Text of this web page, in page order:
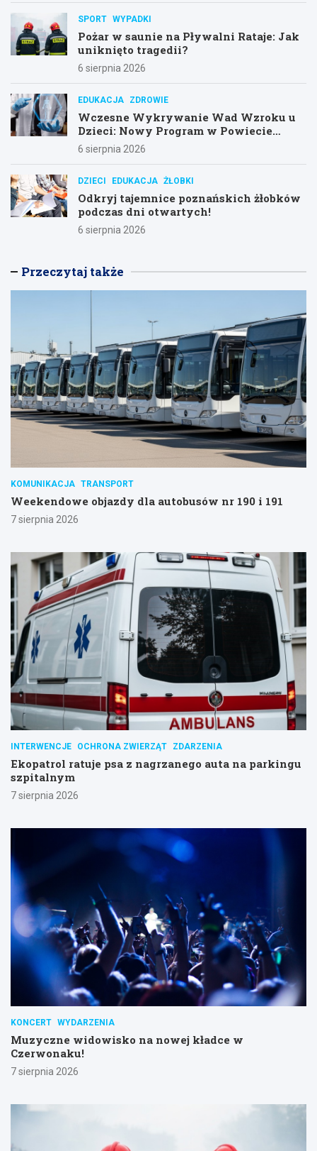
SPORT WYPADKI
Pożar w saunie na Pływalni Rataje: Jak
uniknięto tragedii?
6 sierpnia 2026
EDUKACJA ZDROWIE
Wczesne Wykrywanie Wad Wzroku u
Dzieci: Nowy Program w Powiecie
Poznańskim
6 sierpnia 2026
DZIECI EDUKACJA ŻŁOBKI
Odkryj tajemnice poznańskich żłobków
podczas dni otwartych!
6 sierpnia 2026
Przeczytaj także
KOMUNIKACJA TRANSPORT
Weekendowe objazdy dla autobusów nr 190 i 191
7 sierpnia 2026
INTERWENCJE OCHRONA ZWIERZĄT ZDARZENIA
Ekopatrol ratuje psa z nagrzanego auta na parkingu
szpitalnym
7 sierpnia 2026
KONCERT WYDARZENIA
Muzyczne widowisko na nowej kładce w
Czerwonaku!
7 sierpnia 2026